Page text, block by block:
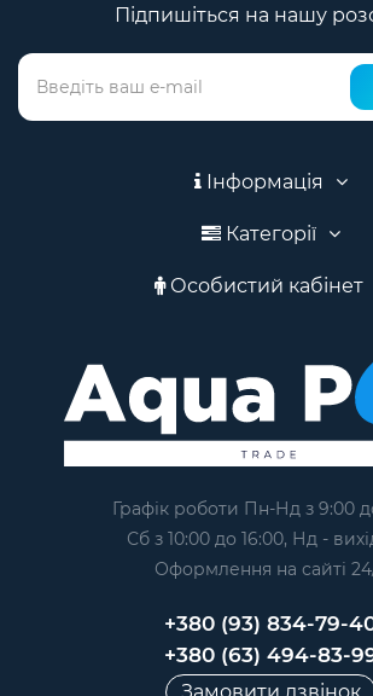
Підпишіться на нашу
Інформація
Категорії
Особистий кабінет
Графік роботи Пн-Нд з 9:00
Сб з 10:00 до 16:00, Нд -
Оформлення на сайтi
+380 (93) 834-79-
+380 (63) 494-83-